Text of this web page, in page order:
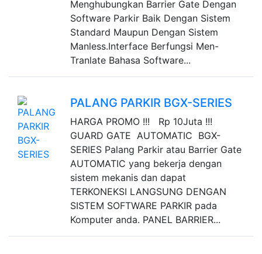
Menghubungkan Barrier Gate Dengan
Software Parkir Baik Dengan Sistem
Standard Maupun Dengan Sistem
Manless.Interface Berfungsi Men-
Tranlate Bahasa Software...
PALANG PARKIR BGX-SERIES
HARGA PROMO !!! Rp 10Juta !!!
GUARD GATE AUTOMATIC BGX-
SERIES Palang Parkir atau Barrier Gate
AUTOMATIC yang bekerja dengan
sistem mekanis dan dapat
TERKONEKSI LANGSUNG DENGAN
SISTEM SOFTWARE PARKIR pada
Komputer anda. PANEL BARRIER...